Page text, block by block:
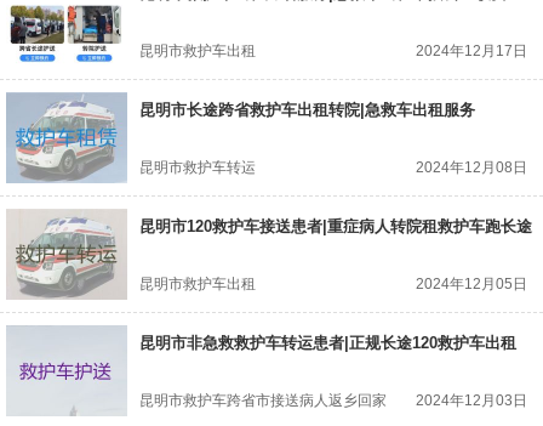
昆明市救护车出租 2024年12月17日
昆明市长途跨省救护车出租转院|急救车出租服务
昆明市救护车转运 2024年12月08日
昆明市120救护车接送患者|重症病人转院租救护车跑长途
昆明市救护车出租 2024年12月05日
昆明市非急救救护车转运患者|正规长途120救护车出租
昆明市救护车跨省市接送病人返乡回家 2024年12月03日